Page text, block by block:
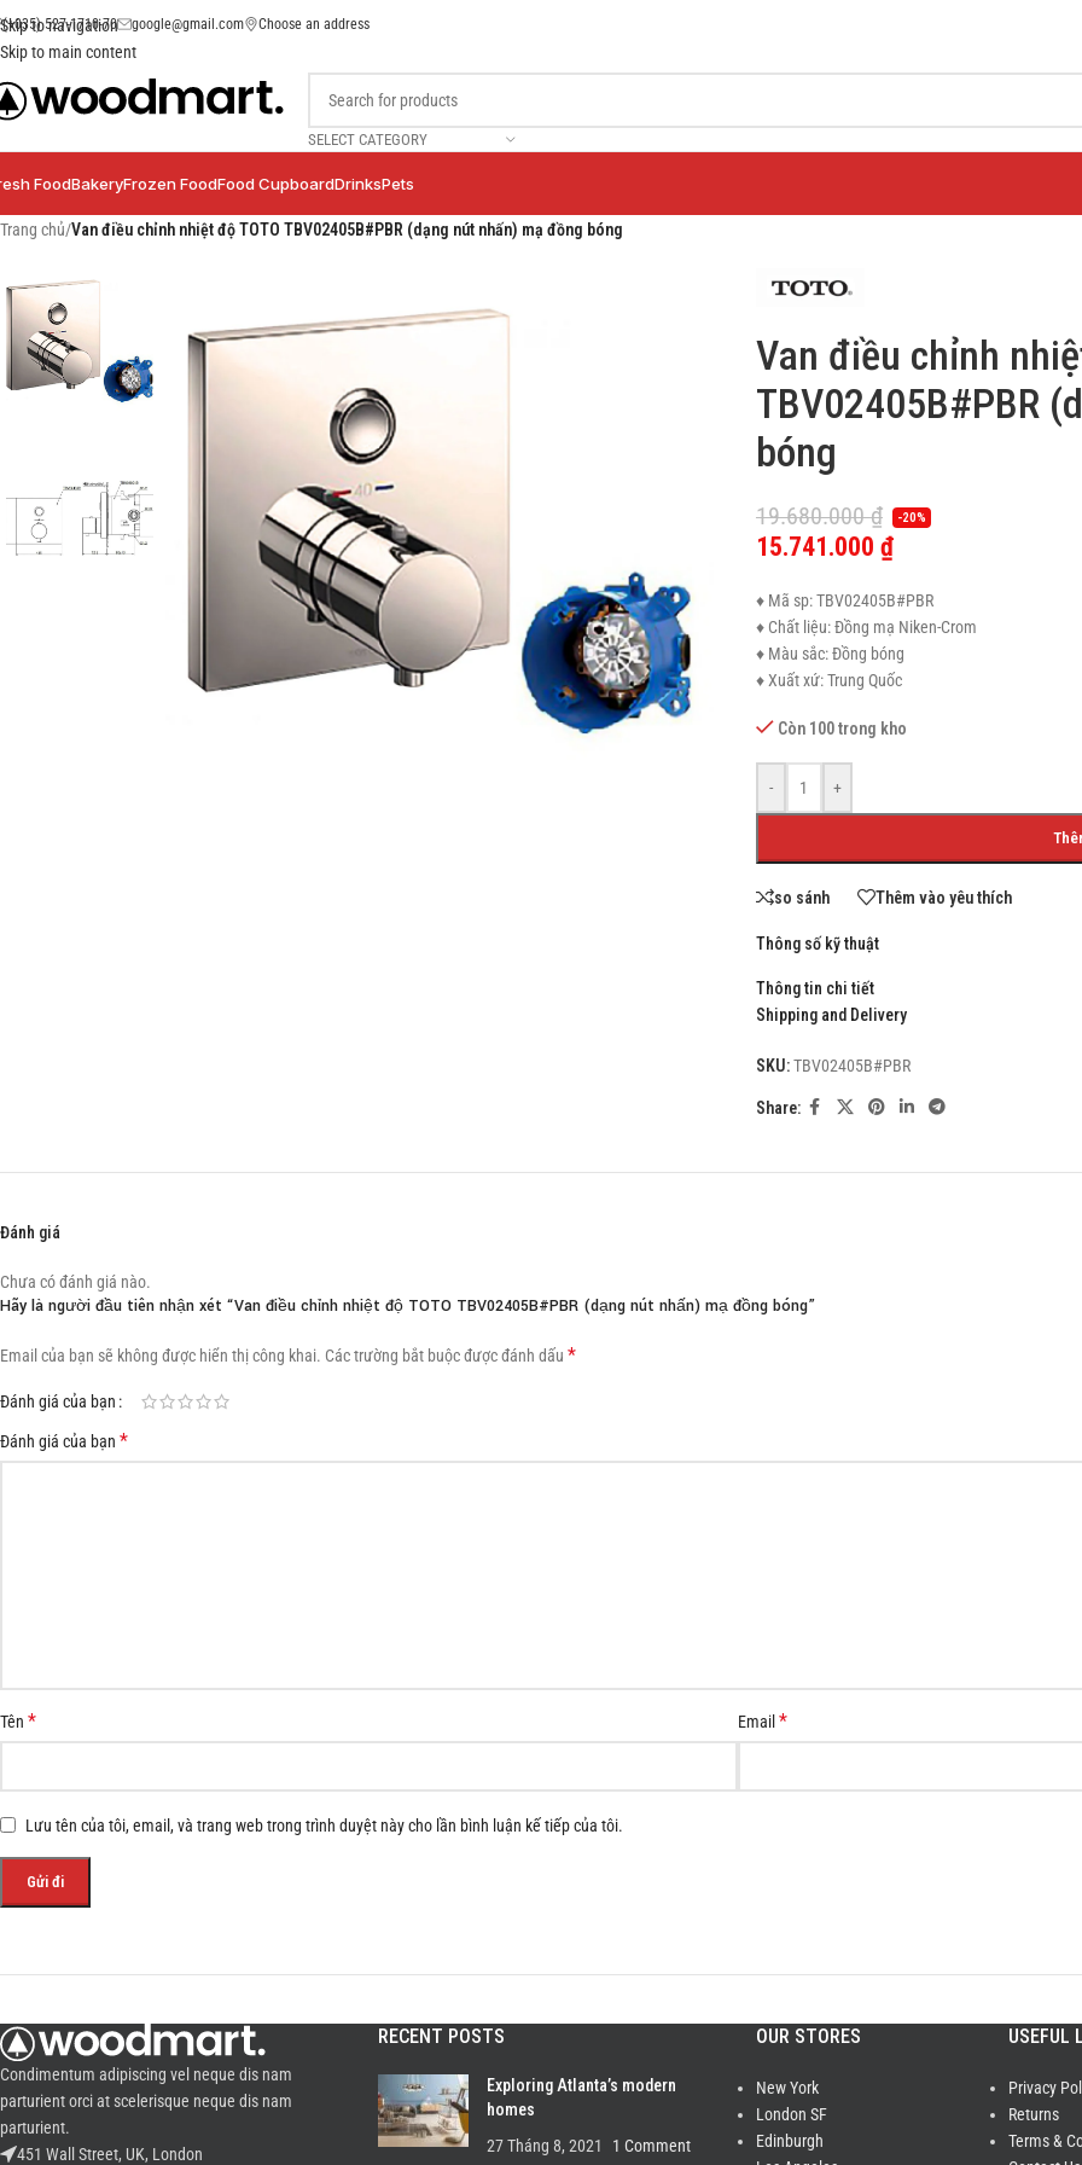
Skip to navigation
Skip to main content
(+035) 527-1710-70 google@gmail.com Choose an address
SELECT CATEGORY
FoodBakeryFrozen FoodFood CupboardDrinksPets
SHOP LAYOUTS
Hidden sidebar
HOT
With background
Category description
Load more button
Trang chủ/Van điều chỉnh nhiệt độ TOTO TBV02405B#PBR (dạng nút nhấn) mạ đồng bóng
Van điều chỉnh
TBV02405B#PBR
bóng
19.680.000₫ -20%
15.741.000 ₫
♦ Mã sp: TBV02405B#PBR
♦ Chất liệu: Đồng mạ Niken-Crom
♦ Màu sắc: Đồng bóng
♦ Xuất xứ: Trung Quốc
Còn 100 trong kho
- +
so sánh Thêm vào yêu thích
Thông số kỹ thuật
Thông tin chi tiết
Shipping and Delivery
SKU:TBV02405B#PBR
Share:
Đánh giá
Chưa có đánh giá nào.
Hãy là người đầu tiên nhận xét “Van điều chỉnh nhiệt độ TOTO TBV02405B#PBR (dạng nút nhấn) mạ đồng bóng”
Email của bạn sẽ không được hiển thị công khai. Các trường bắt buộc được đánh dấu *
Đánh giá của bạn
Đánh giá của bạn *
Tên * Email *
Lưu tên của tôi, email, và trang web trong trình duyệt này cho lần bình luận kế tiếp của tôi.
Condimentum adipiscing vel neque dis nam
parturient orci at scelerisque neque dis nam
parturient.
451 Wall Street, UK, London
RECENT POSTS
Exploring Atlanta’s modern
homes
27 Tháng 8, 2021
1 Comment
OUR STORES
New York
London SF
Edinburgh
USEFUL
Privacy
Returns
Terms &